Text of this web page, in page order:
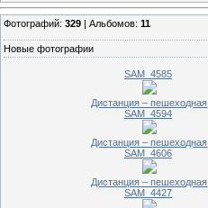
Фотографий: 329 | Альбомов: 11
Новые фотографии
SAM_4585
Дистанция – пешеходная
SAM_4594
Дистанция – пешеходная
SAM_4606
Дистанция – пешеходная
SAM_4427